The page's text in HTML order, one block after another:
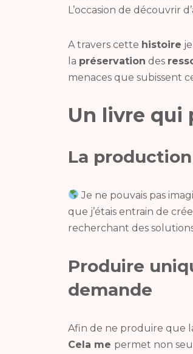
L’occasion de découvrir
A travers cette histoire
la préservation des
menaces que subissent
Un livre qui
La
Je ne pouvais pas
que j’étais entrain de
recherchant des
Produire
demande
Afin de ne produire que
Cela me permet non